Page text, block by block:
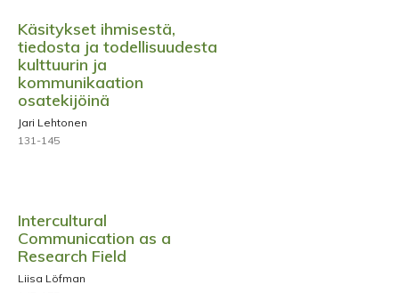
Käsitykset ihmisestä,
tiedosta ja todellisuudesta
kulttuurin ja
kommunikaation
osatekijöinä
Jari Lehtonen
131-145
Intercultural
Communication as a
Research Field
Liisa Löfman